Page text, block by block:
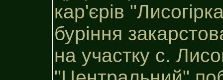
кар'єрів
буріння
на участку с.